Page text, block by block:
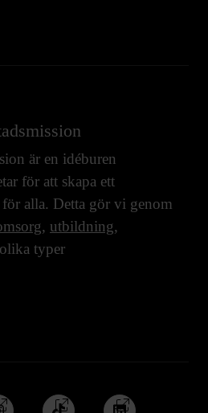
är en idéburen
för att skapa ett
alla. Detta gör vi genom
, utbildning,
typer
Följ Följ